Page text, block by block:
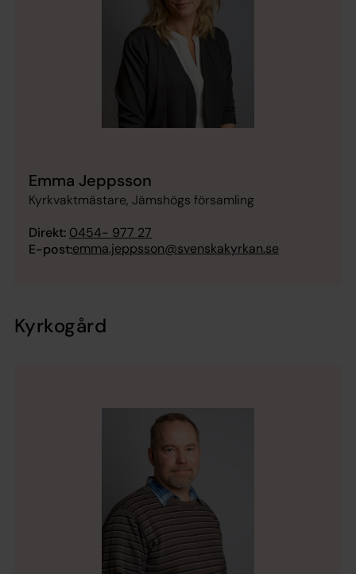
Emma Jeppsson
Kyrkvaktmästare, Jämshögs församling
Direkt: 0454- 977 27
E-post:emma.jeppsson@svenskakyrkan.se
Kyrkogård